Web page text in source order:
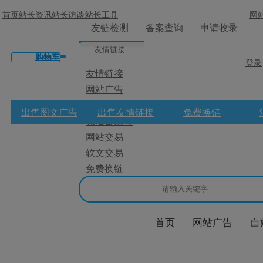
首页 站长资讯站长访谈站长工具
友链检测 备案查询 申请收录
网
登录
友情链接
友情链接
网站广告
网站交易
软文交易
免费换链
购物车
首页 网站广告 自
出售图文广告 出售友情链接 免费换链
×